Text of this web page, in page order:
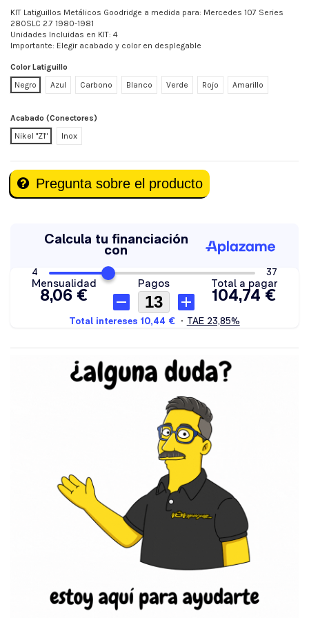
KIT Latiguillos Metálicos Goodridge a medida para: Mercedes 107 Series
280SLC 2.7 1980-1981
Unidades Incluidas en KIT: 4
Importante: Elegir acabado y color en desplegable
Color Latiguillo
Negro
Azul Carbono Blanco Verde Rojo Amarillo
Acabado (Conectores)
Nikel "Z1"
Inox
Pregunta sobre el producto